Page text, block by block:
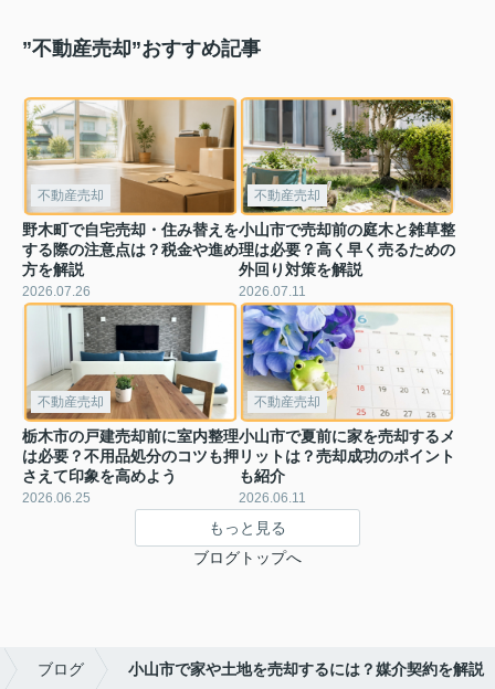
”不動産売却”おすすめ記事
不動産売却
野木町で自宅売却・住み替えを
する際の注意点は？税金や進め
方を解説
2026.07.26
不動産売却
小山市で売却前の庭木と雑草整
理は必要？高く早く売るための
外回り対策を解説
2026.07.11
不動産売却
栃木市の戸建売却前に室内整理
は必要？不用品処分のコツも押
さえて印象を高めよう
2026.06.25
不動産売却
小山市で夏前に家を売却するメ
リットは？売却成功のポイント
も紹介
2026.06.11
もっと見る
ブログトップへ
ブログ 小山市で家や土地を売却するには？媒介契約を解説